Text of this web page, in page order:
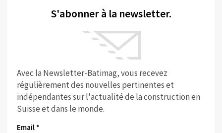
S'abonner à la newsletter.
Avec la Newsletter-Batimag, vous recevez
régulièrement des nouvelles pertinentes et
indépendantes sur l'actualité de la construction en
Suisse et dans le monde.
Email *